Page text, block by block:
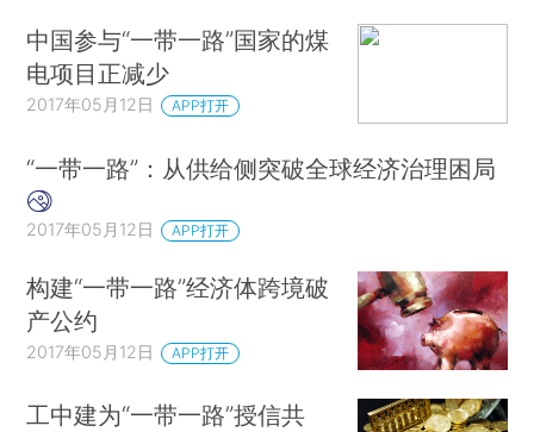
中国参与“一带一路”国家的煤
电项目正减少
2017年05月12日 APP打开
“一带一路”：从供给侧突破全球经济治理困局
2017年05月12日 APP打开
构建“一带一路”经济体跨境破
产公约
2017年05月12日 APP打开
工中建为“一带一路”授信共